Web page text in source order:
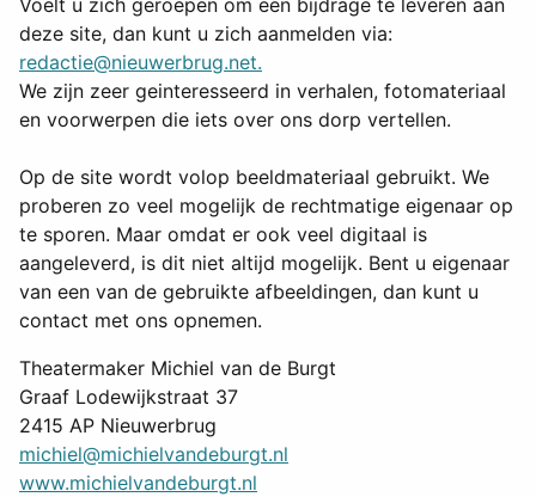
Voelt u zich geroepen om een bijdrage te leveren aan
deze site, dan kunt u zich aanmelden via:
redactie@nieuwerbrug.net.
We zijn zeer geinteresseerd in verhalen, fotomateriaal
en voorwerpen die iets over ons dorp vertellen.
Op de site wordt volop beeldmateriaal gebruikt. We
proberen zo veel mogelijk de rechtmatige eigenaar op
te sporen. Maar omdat er ook veel digitaal is
aangeleverd, is dit niet altijd mogelijk. Bent u eigenaar
van een van de gebruikte afbeeldingen, dan kunt u
contact met ons opnemen.
Theatermaker Michiel van de Burgt
Graaf Lodewijkstraat 37
2415 AP Nieuwerbrug
michiel@michielvandeburgt.nl
www.michielvandeburgt.nl